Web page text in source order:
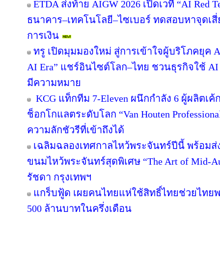
ETDA ส่งท้าย AIGW 2026 เปิดเวที “AI Red
ธนาคาร–เทคโนโลยี–ไซเบอร์ ทดสอบหาจุดเ
การเงิน
ทรู เปิดมุมมองใหม่ สู่การเข้าใจผู้บริโภคยุค
AI Era” แชร์อินไซต์โลก–ไทย ชวนธุรกิจใช้
มีความหมาย
KCG แท็กทีม 7-Eleven ผนึกกำลัง 6 ผู้ผลิตเ
ช็อกโกแลตระดับโลก “Van Houten
ความลักชัวรีที่เข้าถึงได้
เฉลิมฉลองเทศกาลไหว้พระจันทร์ปีนี้ พร้อม
ขนมไหว้พระจันทร์สุดพิเศษ “The Art of Mid-
รัชดา กรุงเทพฯ
แกร็บฟู้ด เผยคนไทยแห่ใช้สิทธิ์ไทยช่วยไทยพ
500 ล้านบาทในครึ่งเดือน